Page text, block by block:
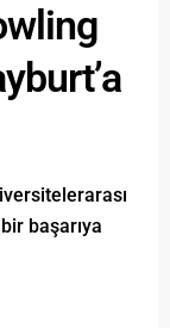
başarıya